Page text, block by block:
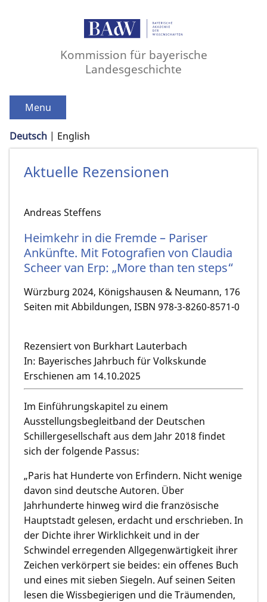
Kommission für bayerische
Landesgeschichte
Menu
Deutsch English
Aktuelle Rezensionen
Andreas Steffens
Heimkehr in die Fremde – Pariser
Ankünfte. Mit Fotografien von Claudia
Scheer van Erp: „More than ten steps“
Würzburg 2024, Königshausen & Neumann, 176
Seiten mit Abbildungen, ISBN 978-3-8260-8571-0
Rezensiert von Burkhart Lauterbach
In: Bayerisches Jahrbuch für Volkskunde
Erschienen am 14.10.2025
Im Einführungskapitel zu einem
Ausstellungsbegleitband der Deutschen
Schillergesellschaft aus dem Jahr 2018 findet
sich der folgende Passus:
„Paris hat Hunderte von Erfindern. Nicht wenige
davon sind deutsche Autoren. Über
Jahrhunderte hinweg wird die französische
Hauptstadt gelesen, erdacht und erschrieben. In
der Dichte ihrer Wirklichkeit und in der
Schwindel erregenden Allgegenwärtigkeit ihrer
Zeichen verkörpert sie beides: ein offenes Buch
und eines mit sieben Siegeln. Auf seinen Seiten
lesen die Wissbegierigen und die Träumenden,